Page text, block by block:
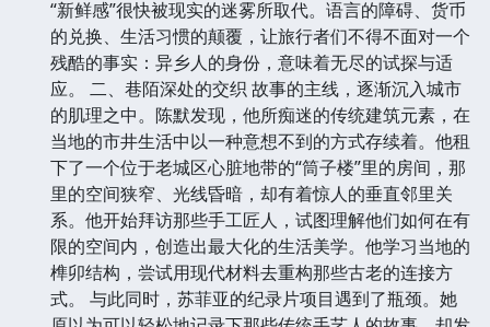
“新鲜感”很快被现实的迷雾所取代。语言的障碍、货币
的兑换、生活习惯的颠覆，让旅行者们不得不面对一个
残酷的事实：异乡人的身份，意味着无尽的试探与适
应。 二、巷陌深处的交织 故事的主线，逐渐沉入城市
的肌理之中。陈默发现，他所痴迷的传统建筑元素，在
当地的市井生活中以一种意想不到的方式存续着。他租
下了一个位于老城区心脏地带的“筒子楼”里的房间，那
里的空间狭窄、光线昏暗，却有着惊人的垂直邻里关
系。他开始拜访那些手工匠人，试图理解他们如何在有
限的空间内，创造出最大化的生活美学。他学习当地的
榫卯结构，尝试用现代材料去重构那些古老的连接方
式。 与此同时，苏菲亚的纪录片项目遇到了瓶颈。她